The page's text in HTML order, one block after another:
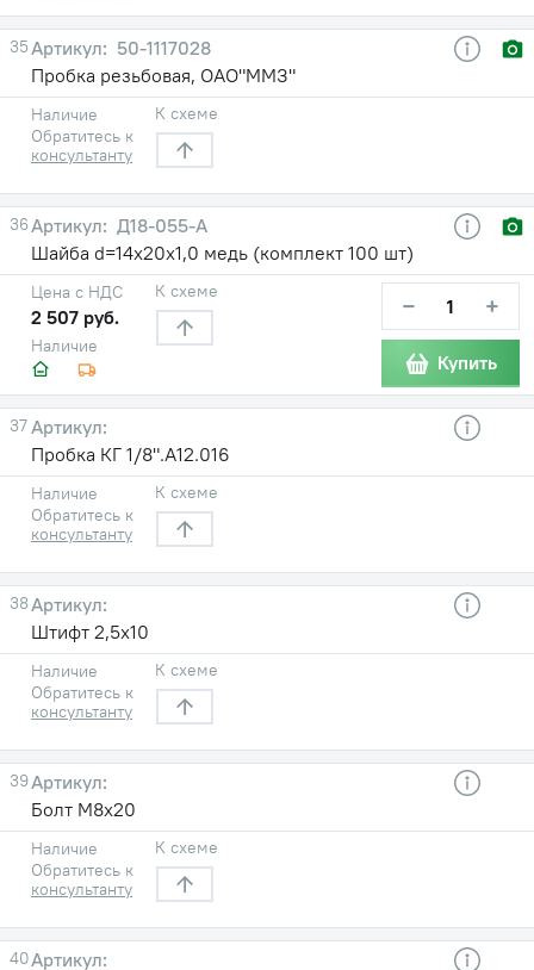
35
50-1117028
Пробка резьбовая, ОАО"ММЗ"
Наличие
Обратитесь к
консультанту
К схеме
36
Д18-055-А
Шайба d=14х20х1,0 медь (комплект 100 шт)
Наличие
Цена с НДС
2 507 руб.
К схеме − +
Купить
37
Пробка КГ 1/8".А12.016
Наличие
Обратитесь к
консультанту
К схеме
38
Штифт 2,5х10
Наличие
Обратитесь к
консультанту
К схеме
39
Болт М8х20
Наличие
Обратитесь к
консультанту
К схеме
40